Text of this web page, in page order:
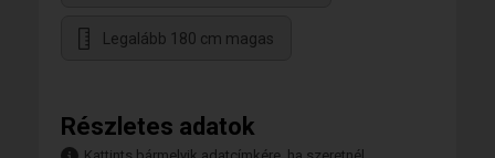
Legalább 180 cm magas
Részletes adatok